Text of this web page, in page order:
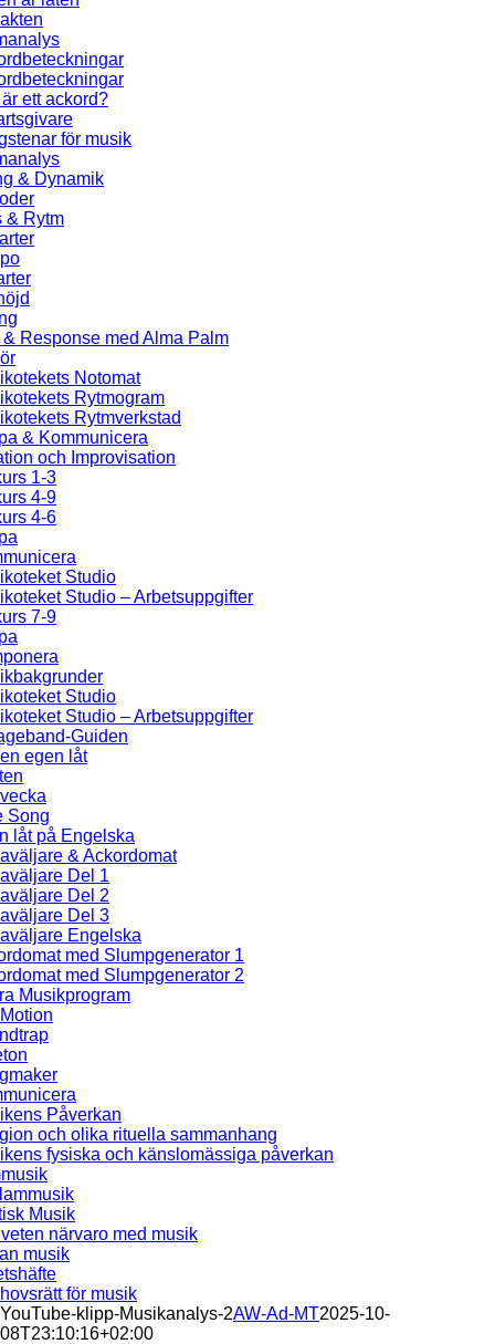
ett ackord?
för musik
& Dynamik
& Rytm
Response med Alma Palm
Notomat
Rytmogram
Rytmverkstad
& Kommunicera
och Improvisation
1-3
4-9
4-6
Studio
Studio – Arbetsuppgifter
7-9
Studio
Studio – Arbetsuppgifter
Guiden
egen låt
Song
låt på Engelska
& Ackordomat
Del 1
Del 2
Del 3
Engelska
med Slumpgenerator 1
med Slumpgenerator 2
Musikprogram
Påverkan
och olika rituella sammanhang
fysiska och känslomässiga påverkan
Musik
närvaro med musik
musik
för musik
YouTube-klipp-Musikanalys-2AW-Ad-MT2025-10-
08T23:10:16+02:00